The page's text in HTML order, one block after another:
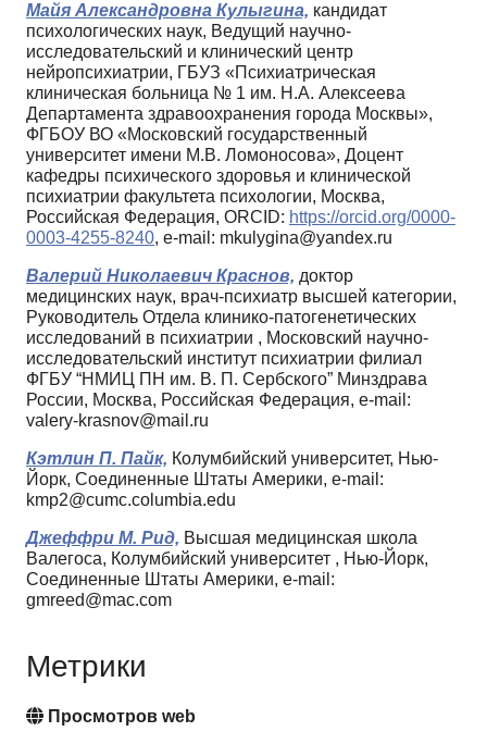
Майя Александровна Кулыгина, кандидат
психологических наук, Ведущий научно-
исследовательский и клинический центр
нейропсихиатрии, ГБУЗ «Психиатрическая
клиническая больница № 1 им. Н.А. Алексеева
Департамента здравоохранения города Москвы»,
ФГБОУ ВО «Московский государственный
университет имени М.В. Ломоносова», Доцент
кафедры психического здоровья и клинической
психиатрии факультета психологии, Москва,
Российская Федерация, ORCID: https://orcid.org/0000-
0003-4255-8240, e-mail: mkulygina@yandex.ru
Валерий Николаевич Краснов, доктор
медицинских наук, врач-психиатр высшей категории,
Руководитель Отдела клинико-патогенетических
исследований в психиатрии , Московский научно-
исследовательский институт психиатрии филиал
ФГБУ “НМИЦ ПН им. В. П. Сербского” Минздрава
России, Москва, Российская Федерация, e-mail:
valery-krasnov@mail.ru
Кэтлин П. Пайк, Колумбийский университет, Нью-
Йорк, Соединенные Штаты Америки, e-mail:
kmp2@cumc.columbia.edu
Джеффри М. Рид, Высшая медицинская школа
Валегоса, Колумбийский университет , Нью-Йорк,
Соединенные Штаты Америки, e-mail:
gmreed@mac.com
Метрики
Просмотров web